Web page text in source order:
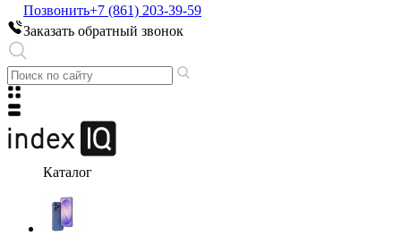
Позвонить+7 (861) 203-39-59
Заказать обратный звонок
Каталог